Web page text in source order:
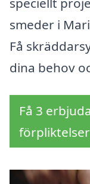
smeder i
Få
dina behov
Få 3
förpliktelser